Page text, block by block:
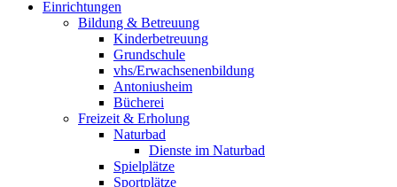
Einrichtungen
Bildung & Betreuung
Kinderbetreuung
Grundschule
vhs/Erwachsenenbildung
Antoniusheim
Bücherei
Freizeit & Erholung
Naturbad
Dienste im Naturbad
Spielplätze
Sportplätze